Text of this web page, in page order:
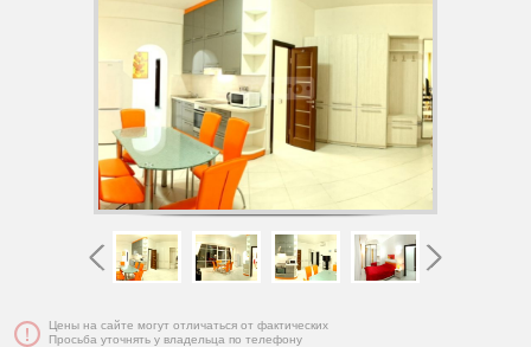
Цены на сайте могут отличаться от фактических
Просьба уточнять у владельца по телефону